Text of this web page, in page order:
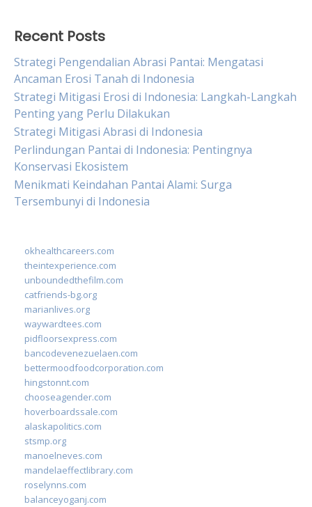
Recent Posts
Strategi Pengendalian Abrasi Pantai: Mengatasi
Ancaman Erosi Tanah di Indonesia
Strategi Mitigasi Erosi di Indonesia: Langkah-Langkah
Penting yang Perlu Dilakukan
Strategi Mitigasi Abrasi di Indonesia
Perlindungan Pantai di Indonesia: Pentingnya
Konservasi Ekosistem
Menikmati Keindahan Pantai Alami: Surga
Tersembunyi di Indonesia
okhealthcareers.com
theintexperience.com
unboundedthefilm.com
catfriends-bg.org
marianlives.org
waywardtees.com
pidfloorsexpress.com
bancodevenezuelaen.com
bettermoodfoodcorporation.com
hingstonnt.com
chooseagender.com
hoverboardssale.com
alaskapolitics.com
stsmp.org
manoelneves.com
mandelaeffectlibrary.com
roselynns.com
balanceyoganj.com